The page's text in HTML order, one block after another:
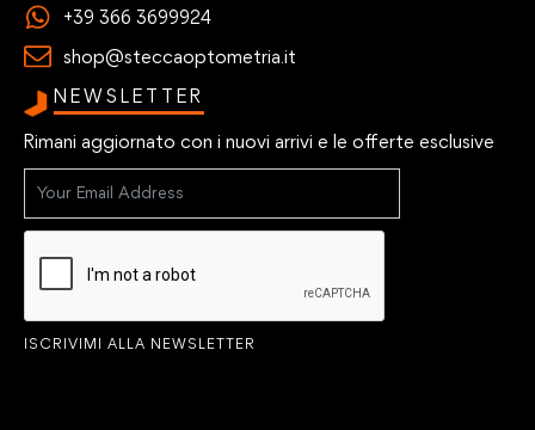
+39 366 3699924
shop@steccaoptometria.it
NEWSLETTER
Rimani aggiornato con i nuovi arrivi e le offerte esclusive
ISCRIVIMI ALLA NEWSLETTER